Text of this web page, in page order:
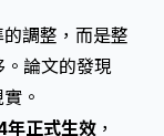
調整，而是整
論文的發現
。
正式生效 ，